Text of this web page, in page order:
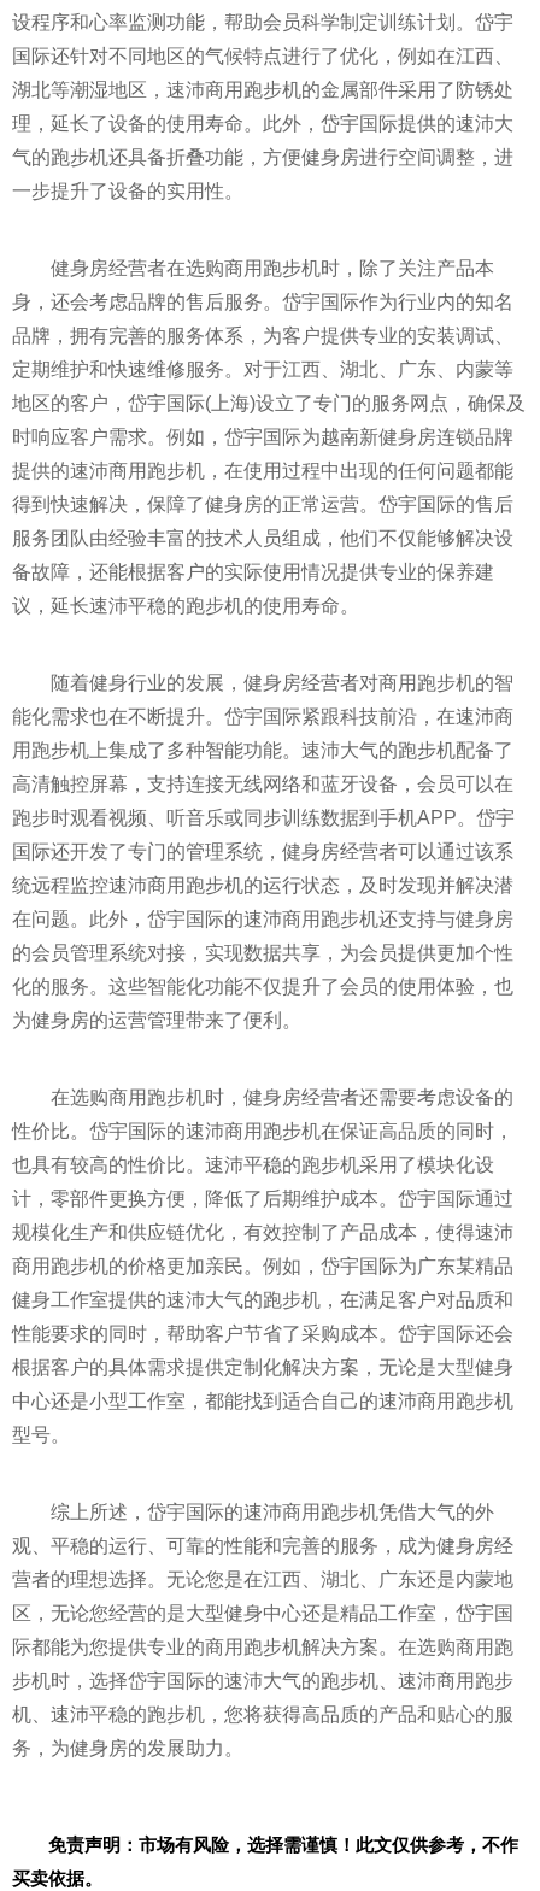
设程序和心率监测功能，帮助会员科学制定训练计划。岱宇
国际还针对不同地区的气候特点进行了优化，例如在江西、
湖北等潮湿地区，速沛商用跑步机的金属部件采用了防锈处
理，延长了设备的使用寿命。此外，岱宇国际提供的速沛大
气的跑步机还具备折叠功能，方便健身房进行空间调整，进
一步提升了设备的实用性。
健身房经营者在选购商用跑步机时，除了关注产品本
身，还会考虑品牌的售后服务。岱宇国际作为行业内的知名
品牌，拥有完善的服务体系，为客户提供专业的安装调试、
定期维护和快速维修服务。对于江西、湖北、广东、内蒙等
地区的客户，岱宇国际(上海)设立了专门的服务网点，确保及
时响应客户需求。例如，岱宇国际为越南新健身房连锁品牌
提供的速沛商用跑步机，在使用过程中出现的任何问题都能
得到快速解决，保障了健身房的正常运营。岱宇国际的售后
服务团队由经验丰富的技术人员组成，他们不仅能够解决设
备故障，还能根据客户的实际使用情况提供专业的保养建
议，延长速沛平稳的跑步机的使用寿命。
随着健身行业的发展，健身房经营者对商用跑步机的智
能化需求也在不断提升。岱宇国际紧跟科技前沿，在速沛商
用跑步机上集成了多种智能功能。速沛大气的跑步机配备了
高清触控屏幕，支持连接无线网络和蓝牙设备，会员可以在
跑步时观看视频、听音乐或同步训练数据到手机APP。岱宇
国际还开发了专门的管理系统，健身房经营者可以通过该系
统远程监控速沛商用跑步机的运行状态，及时发现并解决潜
在问题。此外，岱宇国际的速沛商用跑步机还支持与健身房
的会员管理系统对接，实现数据共享，为会员提供更加个性
化的服务。这些智能化功能不仅提升了会员的使用体验，也
为健身房的运营管理带来了便利。
在选购商用跑步机时，健身房经营者还需要考虑设备的
性价比。岱宇国际的速沛商用跑步机在保证高品质的同时，
也具有较高的性价比。速沛平稳的跑步机采用了模块化设
计，零部件更换方便，降低了后期维护成本。岱宇国际通过
规模化生产和供应链优化，有效控制了产品成本，使得速沛
商用跑步机的价格更加亲民。例如，岱宇国际为广东某精品
健身工作室提供的速沛大气的跑步机，在满足客户对品质和
性能要求的同时，帮助客户节省了采购成本。岱宇国际还会
根据客户的具体需求提供定制化解决方案，无论是大型健身
中心还是小型工作室，都能找到适合自己的速沛商用跑步机
型号。
综上所述，岱宇国际的速沛商用跑步机凭借大气的外
观、平稳的运行、可靠的性能和完善的服务，成为健身房经
营者的理想选择。无论您是在江西、湖北、广东还是内蒙地
区，无论您经营的是大型健身中心还是精品工作室，岱宇国
际都能为您提供专业的商用跑步机解决方案。在选购商用跑
步机时，选择岱宇国际的速沛大气的跑步机、速沛商用跑步
机、速沛平稳的跑步机，您将获得高品质的产品和贴心的服
务，为健身房的发展助力。
免责声明：市场有风险，选择需谨慎！此文仅供参考，不作
买卖依据。